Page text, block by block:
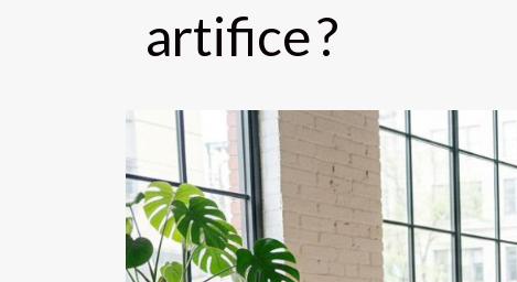
artifice ?